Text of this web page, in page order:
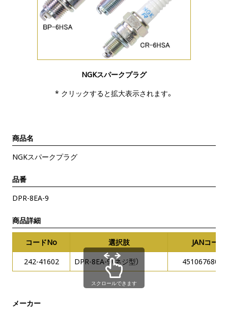
NGKスパークプラグ
* クリックすると拡大表示されます。
商品名
NGKスパークプラグ
品番
DPR-8EA-9
商品詳細
コードNo 選択肢
JANコード
242-41602
DPR-8EA-9（ネジ型）
スクロールできます
メーカー